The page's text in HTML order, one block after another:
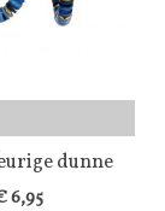
dunne
6,95